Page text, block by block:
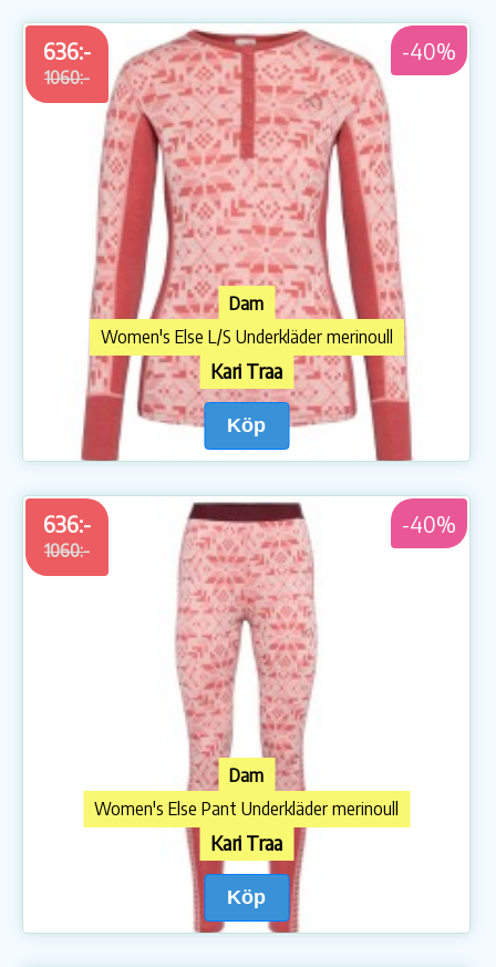
636:-
1060:-
-40%
Dam
Women's Else L/S Underkläder merinoull
Kari Traa
Köp
636:-
1060:-
-40%
Dam
Women's Else Pant Underkläder merinoull
Kari Traa
Köp